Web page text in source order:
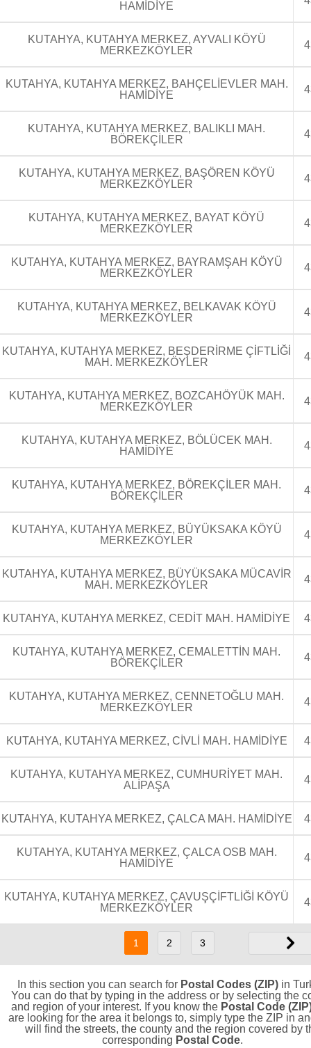
HAMİDİYE
KUTAHYA, KUTAHYA MERKEZ, AYVALI KÖYÜ
MERKEZKÖYLER
KUTAHYA, KUTAHYA MERKEZ, BAHÇELİEVLER MAH.
HAMİDİYE
KUTAHYA, KUTAHYA MERKEZ, BALIKLI MAH.
BÖREKÇİLER
KUTAHYA, KUTAHYA MERKEZ, BAŞÖREN KÖYÜ
MERKEZKÖYLER
KUTAHYA, KUTAHYA MERKEZ, BAYAT KÖYÜ
MERKEZKÖYLER
KUTAHYA, KUTAHYA MERKEZ, BAYRAMŞAH KÖYÜ
MERKEZKÖYLER
KUTAHYA, KUTAHYA MERKEZ, BELKAVAK KÖYÜ
MERKEZKÖYLER
KUTAHYA, KUTAHYA MERKEZ, BEŞDERİRME ÇİFTLİĞİ
MAH. MERKEZKÖYLER
KUTAHYA, KUTAHYA MERKEZ, BOZCAHÖYÜK MAH.
MERKEZKÖYLER
KUTAHYA, KUTAHYA MERKEZ, BÖLÜCEK MAH.
HAMİDİYE
KUTAHYA, KUTAHYA MERKEZ, BÖREKÇİLER MAH.
BÖREKÇİLER
KUTAHYA, KUTAHYA MERKEZ, BÜYÜKSAKA KÖYÜ
MERKEZKÖYLER
KUTAHYA, KUTAHYA MERKEZ, BÜYÜKSAKA MÜCAVİR
MAH. MERKEZKÖYLER
KUTAHYA, KUTAHYA MERKEZ, CEDİT MAH. HAMİDİYE
KUTAHYA, KUTAHYA MERKEZ, CEMALETTİN MAH.
BÖREKÇİLER
KUTAHYA, KUTAHYA MERKEZ, CENNETOĞLU MAH.
MERKEZKÖYLER
KUTAHYA, KUTAHYA MERKEZ, CİVLİ MAH. HAMİDİYE
KUTAHYA, KUTAHYA MERKEZ, CUMHURİYET MAH.
ALİPAŞA
KUTAHYA, KUTAHYA MERKEZ, ÇALCA MAH. HAMİDİYE
KUTAHYA, KUTAHYA MERKEZ, ÇALCA OSB MAH.
HAMİDİYE
KUTAHYA, KUTAHYA MERKEZ, ÇAVUŞÇİFTLİĞİ KÖYÜ
MERKEZKÖYLER
1 2 3
In this section you can search for Postal Codes (ZIP)in
You can do that by typing in the address or by selecting the
and region of your interest. If you know the Postal Code
are looking for the area it belongs to, simply type the ZIP in
will find the streets, the county and the region covered by
corresponding Postal Code.